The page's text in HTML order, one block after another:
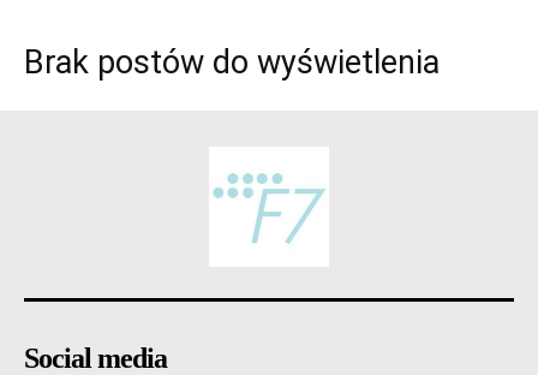
Brak postów do wyświetlenia
Social media